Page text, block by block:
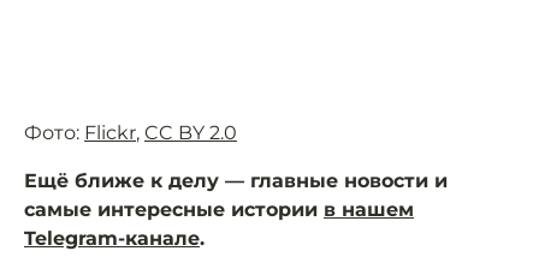
Фото: Flickr, CC BY 2.0
Ещё ближе к делу — главные новости и
самые интересные истории в нашем
Telegram-канале.